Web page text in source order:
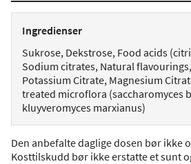
Ingredienser
Sukrose, Dekstrose, Food acids
Sodium citrates, Natural
Potassium Citrate, Magnesium
treated microflora (saccharomyces
kluyveromyces marxianus)
Den anbefalte daglige dosen bør ikke
Kosttilskudd bør ikke erstatte et sunt